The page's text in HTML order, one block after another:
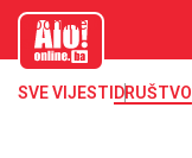
aloonline.b
SVE VIJESTI DRUŠTVO